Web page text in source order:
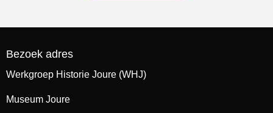
Bezoek adres
Werkgroep Historie Joure (WHJ)
Museum Joure